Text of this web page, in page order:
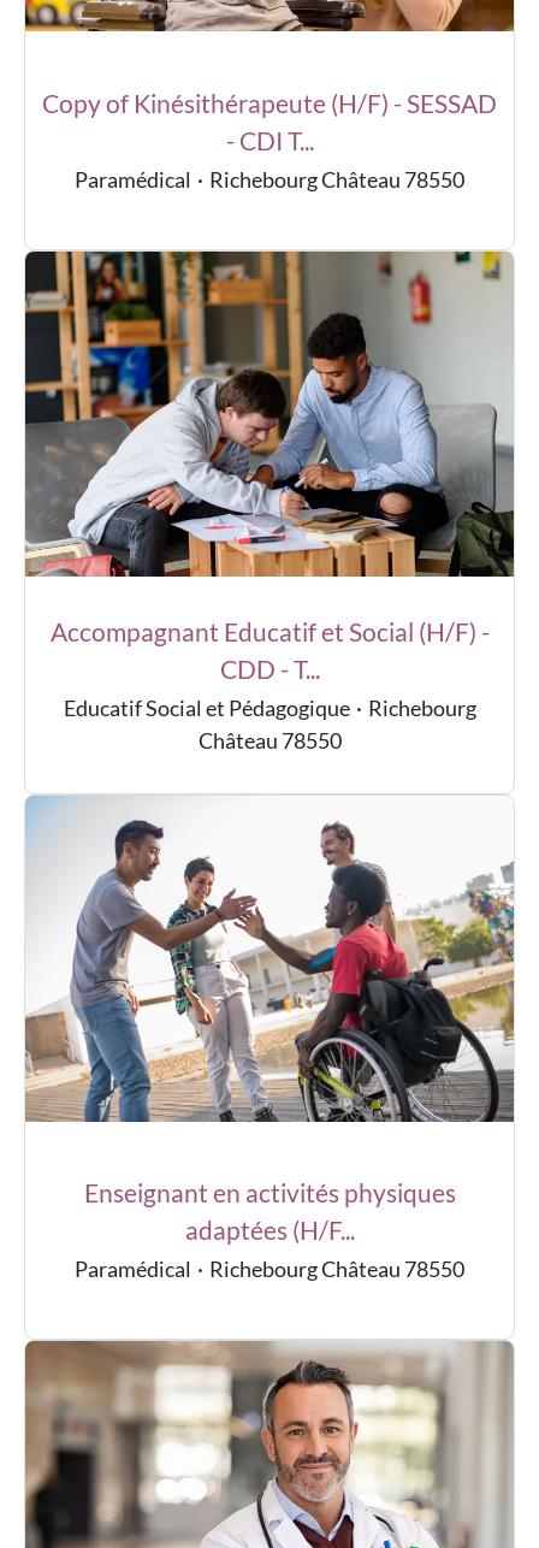
Copy of Kinésithérapeute (H/F) - SESSAD
- CDI T...
Paramédical · Richebourg Château 78550
Accompagnant Educatif et Social (H/F) -
CDD - T...
Educatif Social et Pédagogique · Richebourg
Château 78550
Enseignant en activités physiques
adaptées (H/F...
Paramédical · Richebourg Château 78550